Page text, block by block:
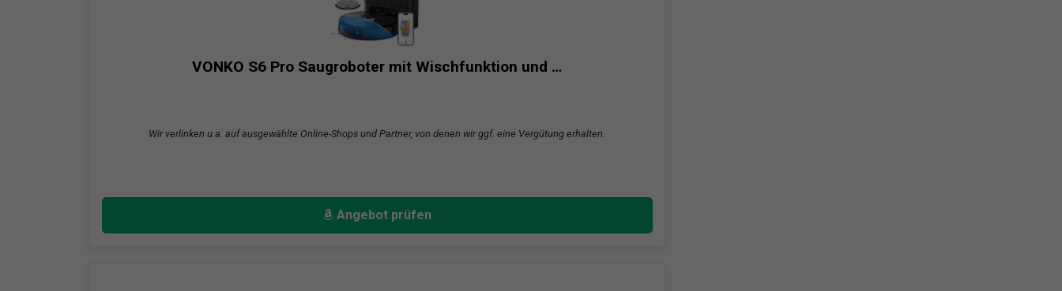
VONKO S6 Pro Saugroboter mit Wischfunktion und …
Wir verlinken u.a. auf ausgewählte Online-Shops und Partner, von denen wir ggf. eine Vergütung erhalten.
Angebot prüfen